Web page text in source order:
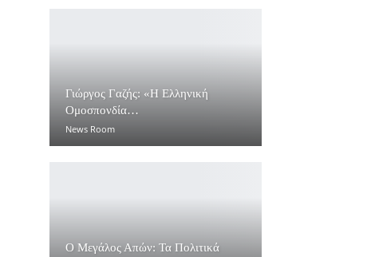
Γιώργος Γαζής: «Η Ελληνική
Ομοσπονδία…
News Room
Ο Μεγάλος Απών: Τα Πολιτικά